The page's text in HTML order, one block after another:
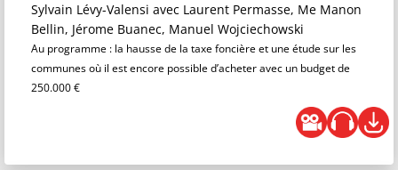
Sylvain Lévy-Valensi avec Laurent Permasse, Me Manon
Bellin, Jérome Buanec, Manuel Wojciechowski
Au programme : la hausse de la taxe foncière et une étude sur les
communes où il est encore possible d’acheter avec un budget de
250.000 €